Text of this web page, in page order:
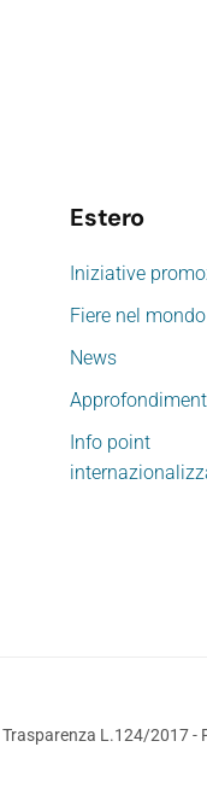
Estero
Iniziative
Fiere nel mondo
News
Info point
Trasparenza L.124/2017-